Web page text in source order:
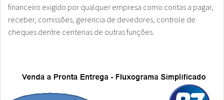
financeiro exigido por qualquer empresa como contas a pagar,
receber, comissões, gerencia de devedores, controle de
cheques dentre centenas de outras funções.